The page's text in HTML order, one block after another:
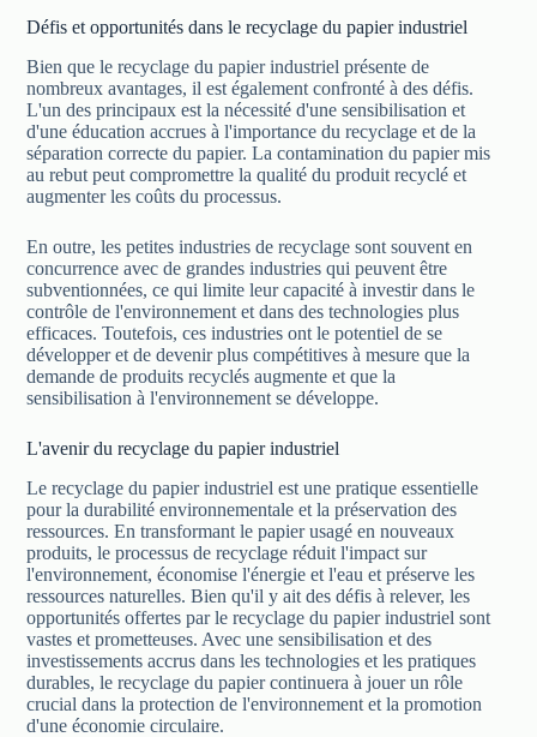
Défis et opportunités dans le recyclage du papier industriel
Bien que le recyclage du papier industriel présente de
nombreux avantages, il est également confronté à des défis.
L'un des principaux est la nécessité d'une sensibilisation et
d'une éducation accrues à l'importance du recyclage et de la
séparation correcte du papier. La contamination du papier mis
au rebut peut compromettre la qualité du produit recyclé et
augmenter les coûts du processus.
En outre, les petites industries de recyclage sont souvent en
concurrence avec de grandes industries qui peuvent être
subventionnées, ce qui limite leur capacité à investir dans le
contrôle de l'environnement et dans des technologies plus
efficaces. Toutefois, ces industries ont le potentiel de se
développer et de devenir plus compétitives à mesure que la
demande de produits recyclés augmente et que la
sensibilisation à l'environnement se développe.
L'avenir du recyclage du papier industriel
Le recyclage du papier industriel est une pratique essentielle
pour la durabilité environnementale et la préservation des
ressources. En transformant le papier usagé en nouveaux
produits, le processus de recyclage réduit l'impact sur
l'environnement, économise l'énergie et l'eau et préserve les
ressources naturelles. Bien qu'il y ait des défis à relever, les
opportunités offertes par le recyclage du papier industriel sont
vastes et prometteuses. Avec une sensibilisation et des
investissements accrus dans les technologies et les pratiques
durables, le recyclage du papier continuera à jouer un rôle
crucial dans la protection de l'environnement et la promotion
d'une économie circulaire.